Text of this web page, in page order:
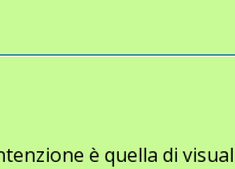
è quella di